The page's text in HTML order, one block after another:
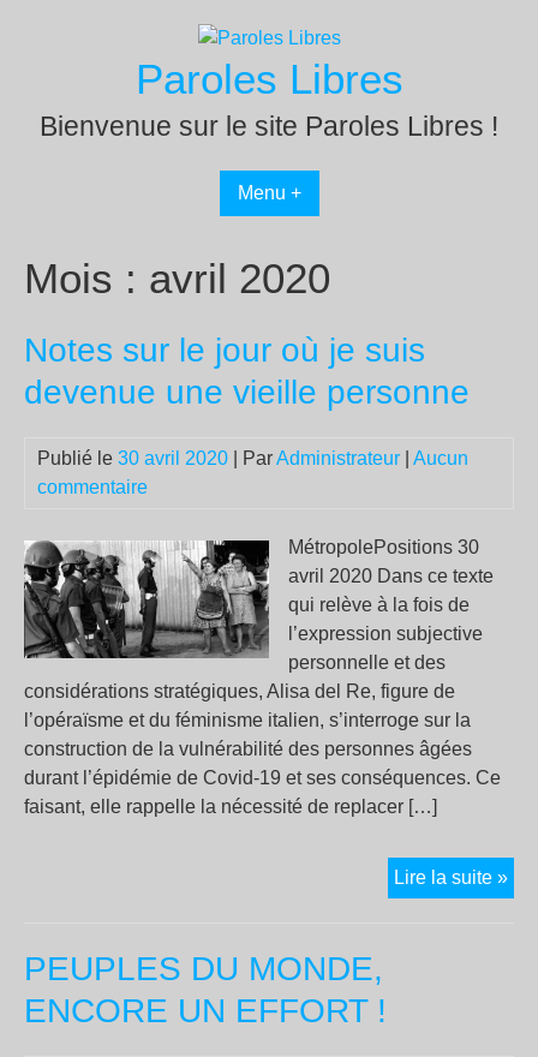
Paroles Libres
Bienvenue sur le site Paroles Libres !
Menu +
Mois : avril 2020
Notes sur le jour où je suis
devenue une vieille personne
Publié le 30 avril 2020 | ParAdministrateur
Aucun
commentaire
MétropolePositions 30
avril 2020 Dans ce texte
qui relève à la fois de
l’expression subjective
personnelle et des
considérations stratégiques, Alisa del Re, figure de
l’opéraïsme et du féminisme italien, s’interroge sur la
construction de la vulnérabilité des personnes âgées
durant l’épidémie de Covid-19 et ses conséquences. Ce
faisant, elle rappelle la nécessité de replacer […]
Lire la suite »
sur
PEUPLES DU MONDE,
ENCORE UN EFFORT !